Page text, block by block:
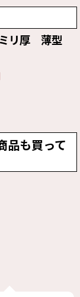
リ厚 薄型
品も買って